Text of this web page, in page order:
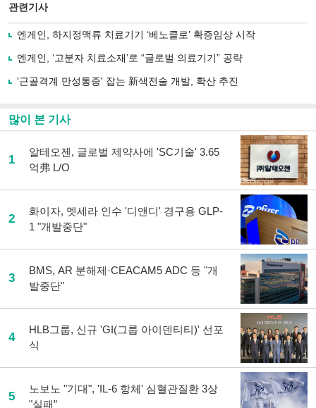
로
기
사
유
관련기사
엔게인, 하지정맥류 치료기기 ‘베노클로’ 확증임상 시작
엔게인, ‘고분자 치료소재’로 “글로벌 의료기기” 공략
'근골격계 만성통증' 잡는 新색전술 개발, 확산 추진
많이 본 기사
1
알테오젠, 글로벌 제약사에 'SC기술' 3.65
억弗 L/O
2
화이자, 멧세라 인수 '디앤디' 경구용 GLP-
1 "개발중단"
3
BMS, AR 분해제·CEACAM5 ADC 등 "개
발중단"
4
HLB그룹, 신규 'GI(그룹 아이덴티티)' 선포
식
5
노보노 "기대", 'IL-6 항체' 심혈관질환 3상
"실패”